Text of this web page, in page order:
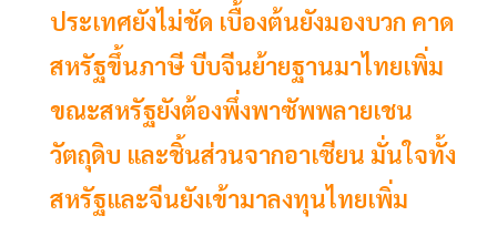
ประเทศยังไม่ชัด เบื้องต้นยังมองบวก คาด
สหรัฐขึ้นภาษี บีบจีนย้ายฐานมาไทยเพิ่ม
ขณะสหรัฐยังต้องพึ่งพาซัพพลายเชน
วัตถุดิบ และชิ้นส่วนจากอาเซียน มั่นใจทั้ง
สหรัฐและจีนยังเข้ามาลงทุนไทยเพิ่ม